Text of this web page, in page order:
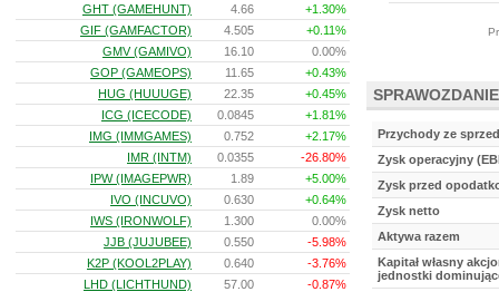
Przychody ze
Zysk operacyjny
Zysk przed
Zysk netto
Aktywa razem
Kapitał własny
jednostki
GHT (GAMEHUNT)
4.66
+1.30%
GIF (GAMFACTOR)
4.505
+0.11%
GMV (GAMIVO)
16.10
0.00%
GOP (GAMEOPS)
11.65
+0.43%
HUG (HUUUGE)
22.35
+0.45%
ICG (ICECODE)
0.0845
+1.81%
IMG (IMMGAMES)
0.752
+2.17%
IMR (INTM)
0.0355
-26.80%
IPW (IMAGEPWR)
1.89
+5.00%
IVO (INCUVO)
0.630
+0.64%
IWS (IRONWOLF)
1.300
0.00%
JJB (JUJUBEE)
0.550
-5.98%
K2P (KOOL2PLAY)
0.640
-3.76%
LHD (LICHTHUND)
57.00
-0.87%